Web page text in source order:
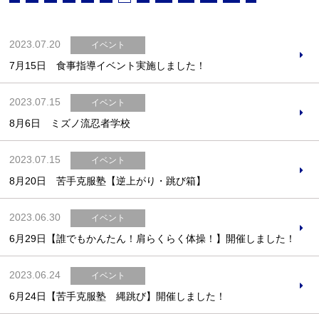
2023.07.20 イベント
7月15日 食事指導イベント実施しました！
2023.07.15 イベント
8月6日 ミズノ流忍者学校
2023.07.15 イベント
8月20日 苦手克服塾【逆上がり・跳び箱】
2023.06.30 イベント
6月29日【誰でもかんたん！肩らくらく体操！】開催しました！
2023.06.24 イベント
6月24日【苦手克服塾 縄跳び】開催しました！